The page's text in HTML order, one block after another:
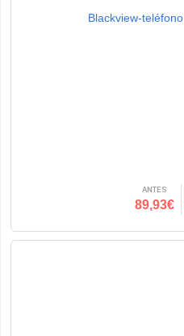
Blackview-
ANTES
89,93€